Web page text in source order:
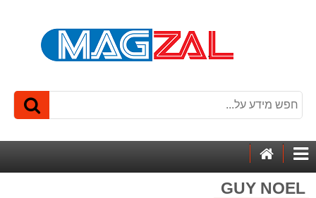
קטגוריותהבית
GUY NOEL